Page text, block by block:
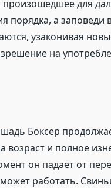
произошедшее для
порядка, а заповеди
узаконивая
на
Боксер
возраст и полное
он падает от
работать.